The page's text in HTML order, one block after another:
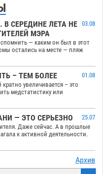
СЕРЕДИНЕ ЛЕТА НЕ
МЭРА
03.08
— каким он был в этот
остались на месте — пляж
– ТЕМ БОЛЕЕ
01.08
увеличивается – это
медстатистику или
— ЭТО СЕРЬЕЗНО
25.07
Даже сейчас. А в прошлые
к активной деятельности.
Архив